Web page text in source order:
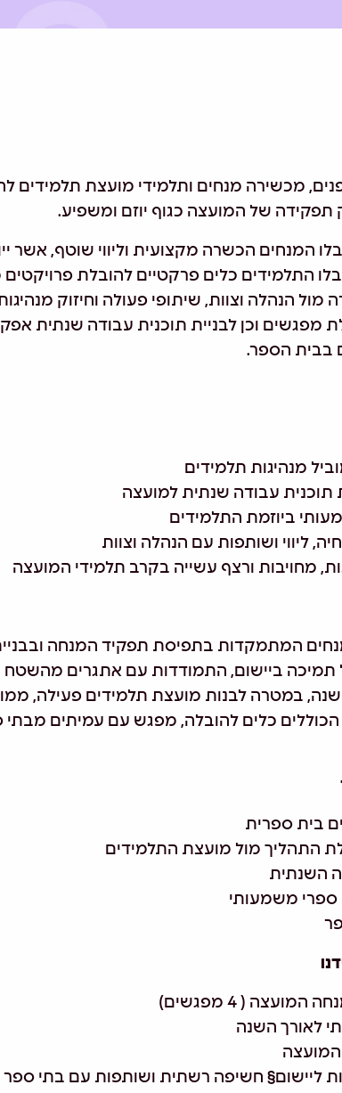
מכשירה מנחים ותלמידי מועצת תלמידים
תפקידה של המועצה כגוף יוזם ומשפיע.
המנחים הכשרה מקצועית וליווי שוטף, אשר
התלמידים כלים פרקטיים להובלת פרויקטים
מול הנהלה וצוות, שיתופי פעולה וחיזוק
מפגשים וכן לבניית תוכנית עבודה שנתית
בבית הספר.
מנהיגות תלמידים
תוכנית עבודה שנתית למועצה
ביוזמת התלמידים
ליווי ושותפות עם הנהלה וצוות
מחויבות ורצף עשייה בקרב תלמידי המועצה
המתמקדות בתפיסת תפקיד המנחה
תמיכה ביישום, התמודדות עם אתגרים מהשטח
השנה, במטרה לבנות מועצת תלמידים פעילה,
הכוללים כלים להובלה, מפגש עם עמיתים מבתי
בית ספרית
התהליך מול מועצת התלמידים
השנתית
ספרי משמעותי
( 4 מפגשים)
לאורך השנה
ליישום§ חשיפה רשתית ושותפות עם בתי ספר